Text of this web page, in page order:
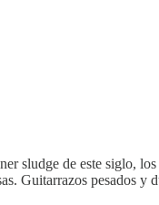
sludge de este siglo,
Guitarrazos pesados